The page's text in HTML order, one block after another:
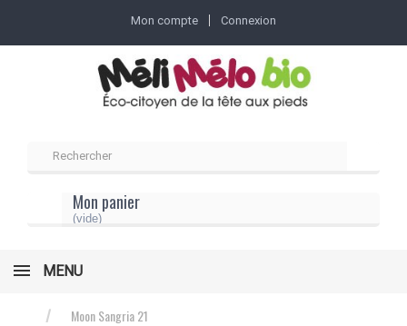
Mon compte Connexion
Mon panier
(vide)
MENU
Moon Sangria 21